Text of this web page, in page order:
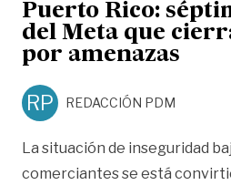
Puerto Rico:
del Meta que
por amenazas
RP REDACCIÓN PDM
La situación de inseguridad
comerciantes se está